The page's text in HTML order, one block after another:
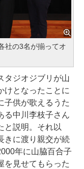
社の3名が揃ってオ
タジオジブリが山
けとなったことに
子供が歌えるうた
る中川李枝子さん
と説明。それ以
きに渡り親交が続
年に山脇百合子
を見せてもらった